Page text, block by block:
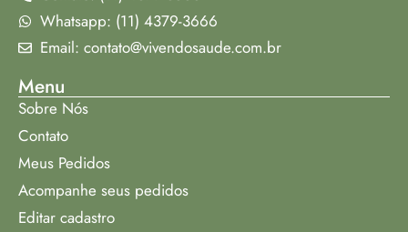
Whatsapp: (11) 4379-3666
Email: contato@vivendosaude.com.br
Menu
Sobre Nós
Contato
Meus Pedidos
Acompanhe seus pedidos
Editar cadastro